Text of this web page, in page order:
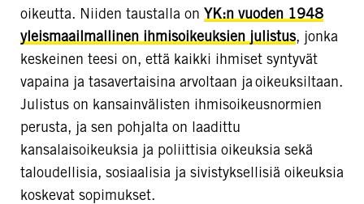
oikeutta. Niiden taustalla on YK:n vuoden 1948
yleismaailmallinen ihmisoikeuksien julistus, jonka
keskeinen teesi on, että kaikki ihmiset syntyvät
vapaina ja tasavertaisina arvoltaan ja oikeuksiltaan.
Julistus on kansainvälisten ihmisoikeusnormien
perusta, ja sen pohjalta on laadittu
kansalaisoikeuksia ja poliittisia oikeuksia sekä
taloudellisia, sosiaalisia ja sivistyksellisiä oikeuksia
koskevat sopimukset.